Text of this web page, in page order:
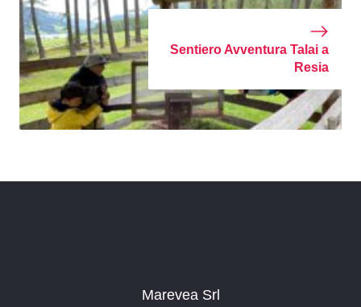
Sentiero Avventura Talai a
Resia
Marevea Srl